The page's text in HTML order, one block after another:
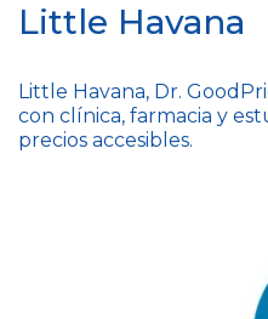
Little Havana
Little Havana, Dr.
con clínica, farmacia y
precios accesibles.